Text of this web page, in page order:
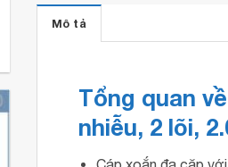
Mô tả
Tổng quan
nhiễu, 2 lõi,